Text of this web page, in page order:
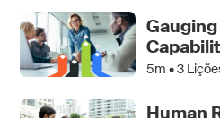
5m •3
Human